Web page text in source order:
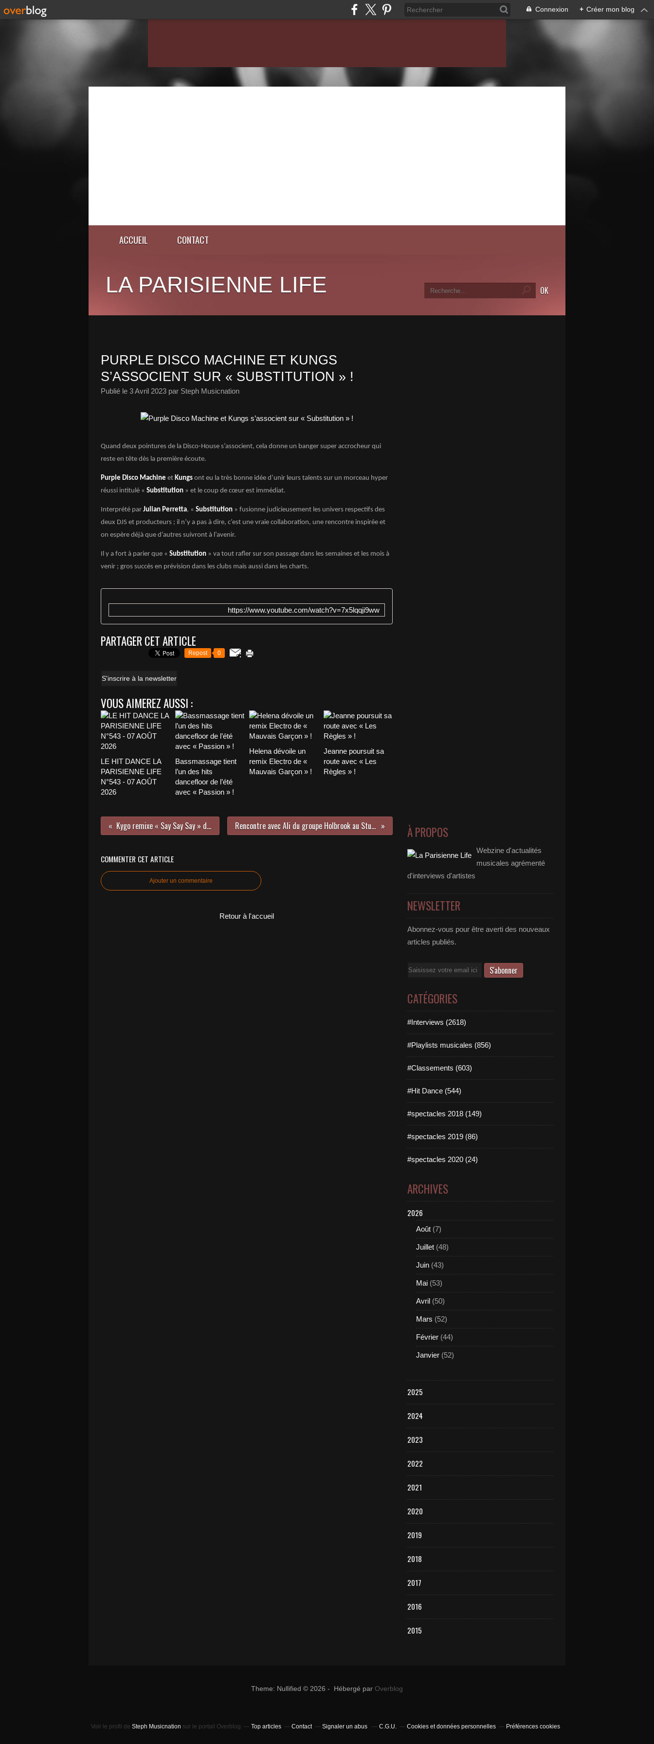
Connexion + Créer mon blog
ACCUEIL CONTACT
LA PARISIENNE LIFE
PURPLE DISCO MACHINE ET KUNGS
S’ASSOCIENT SUR « SUBSTITUTION » !
Publié le 3 Avril 2023 par Steph Musicnation
Quand deux pointures de la Disco-House s’associent, cela donne un banger super accrocheur qui
reste en tête dès la première écoute.
Purple Disco Machine et Kungs ont eu la très bonne idée d’unir leurs talents sur un morceau hyper
réussi intitulé « Substitution » et le coup de cœur est immédiat.
Interprété par Julian Perretta, « Substitution » fusionne judicieusement les univers respectifs des
deux DJS et producteurs ; il n’y a pas à dire, c’est une vraie collaboration, une rencontre inspirée et
on espère déjà que d’autres suivront à l’avenir.
Il y a fort à parier que « Substitution » va tout rafler sur son passage dans les semaines et les mois à
venir ; gros succès en prévision dans les clubs mais aussi dans les charts.
https://www.youtube.com/watch?v=7x5lqqji9ww
PARTAGER CET ARTICLE
Repost 0
S'inscrire à la newsletter
VOUS AIMEREZ AUSSI :
LE HIT DANCE LA
PARISIENNE LIFE
N°543 - 07 AOÛT
2026
Bassmassage tient
l’un des hits
dancefloor de l’été
avec « Passion » !
Helena dévoile un
remix Electro de «
Mauvais Garçon » !
Jeanne poursuit sa
route avec « Les
Règles » !
Kygo remixe « Say Say Say » de Paul McCartney et Michael Jackson ! Rencontre avec Ali du groupe Holbrook au Studio Luna Rossa afin d’en apprendre plus sur « Aliens » !
COMMENTER CET ARTICLE
Ajouter un commentaire
Retour à l'accueil
À PROPOS
Webzine d'actualités
musicales agrémenté
d'interviews d'artistes
NEWSLETTER
Abonnez-vous pour être averti des nouveaux
articles publiés.
Email
CATÉGORIES
#Interviews (2618)
#Playlists musicales (856)
#Classements (603)
#Hit Dance (544)
#spectacles 2018 (149)
#spectacles 2019 (86)
#spectacles 2020 (24)
ARCHIVES
2026
Août (7)
Juillet (48)
Juin (43)
Mai (53)
Avril (50)
Mars (52)
Février (44)
Janvier (52)
2025
2024
2023
2022
2021
2020
2019
2018
2017
2016
2015
Theme: Nullified © 2026 - Hébergé par Overblog
Voir le profil de Steph Musicnation sur le portail Overblog Top articles Contact Signaler un abus C.G.U. Cookies et données personnelles Préférences cookies